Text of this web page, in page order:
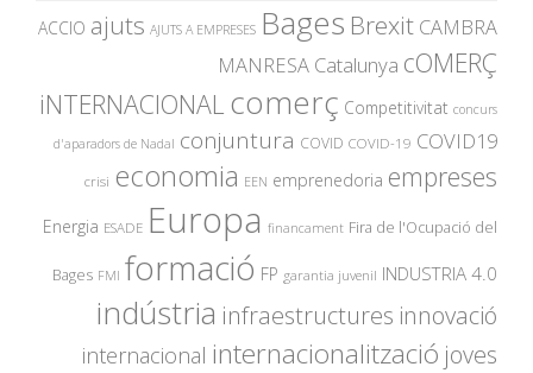
ACCIO ajuts AJUTS A EMPRESES Bages Brexit CAMBRA
MANRESA Catalunya cOMERÇ
iNTERNACIONAL comerç Competitivitat concurs
d'aparadors de Nadal conjuntura COVID COVID-19 COVID19
crisi economia EEN emprenedoria empreses
Energia ESADE Europa financament Fira de l'Ocupació del
Bages FMI formació FP garantia juvenil INDUSTRIA 4.0
indústria infraestructures innovació
internacional internacionalització joves